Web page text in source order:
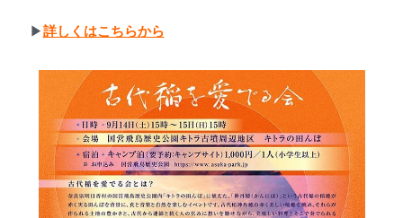
▶︎詳しくはこちらから